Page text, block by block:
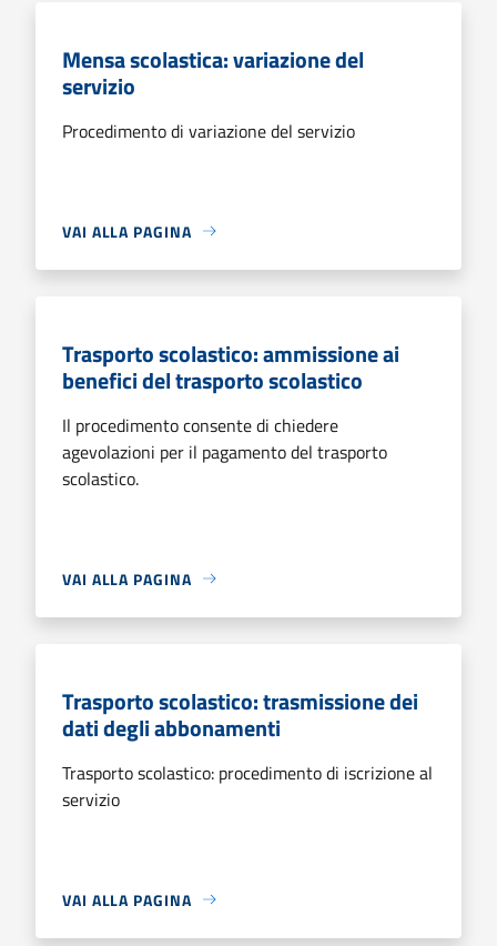
Mensa scolastica: variazione del
servizio
Procedimento di variazione del servizio
VAI ALLA PAGINA
Trasporto scolastico: ammissione ai
benefici del trasporto scolastico
Il procedimento consente di chiedere
agevolazioni per il pagamento del trasporto
scolastico.
VAI ALLA PAGINA
Trasporto scolastico: trasmissione dei
dati degli abbonamenti
Trasporto scolastico: procedimento di iscrizione al
servizio
VAI ALLA PAGINA